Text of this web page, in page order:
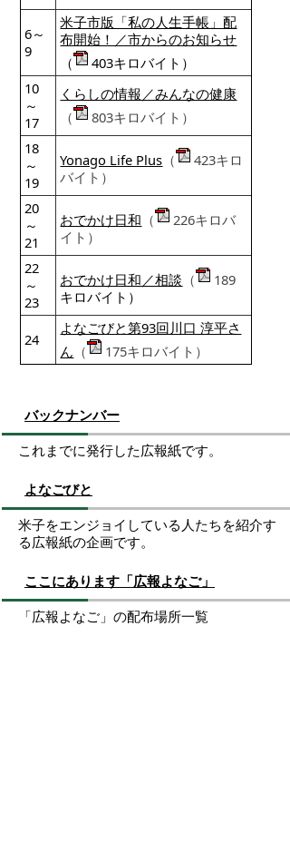
6～
9
米子市版「私の人生手帳」配
布開始！／市からのお知らせ
（
403キロバイト）
10
～
17
くらしの情報／みんなの健康
（
803キロバイト）
18
～
19
Yonago Life Plus （
423キロ
バイト）
20
～
21
おでかけ日和 （
226キロバ
イト）
22
～
23
おでかけ日和／相談 （
189
キロバイト）
24
よなごびと第93回川口 淳平さ
ん （ 175キロバイト）
バックナンバー
これまでに発行した広報紙です。
よなごびと
米子をエンジョイしている人たちを紹介す
る広報紙の企画です。
ここにあります「広報よなご」
「広報よなご」の配布場所一覧